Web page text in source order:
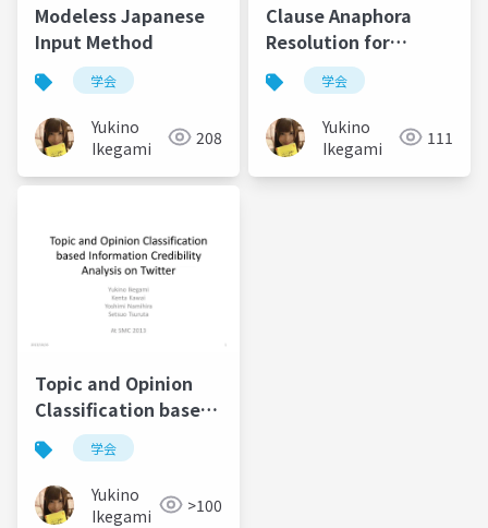
Modeless Japanese
Input Method
学会
Yukino
Ikegami
208
Clause Anaphora
Resolution for
Japanese
Demonstrative
Determiner based on
Semantic Similarity
between Different
学会
Yukino
Ikegami
111
Topic and Opinion
Classification based
Information
Credibility Analysis
on Twitter
学会
Yukino
Ikegami
>100